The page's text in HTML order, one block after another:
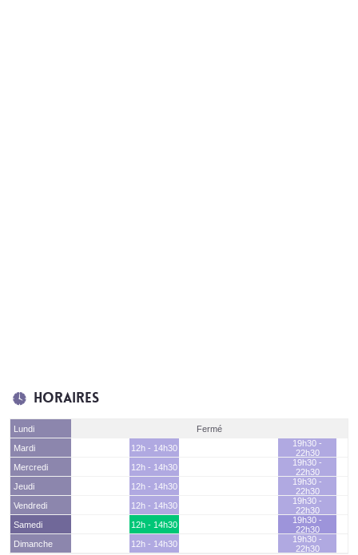
Horaires
Lundi
Fermé
Mardi
12h - 14h30
19h30 -
22h30
Mercredi
12h - 14h30
19h30 -
22h30
Jeudi
12h - 14h30
19h30 -
22h30
Vendredi
12h - 14h30
19h30 -
22h30
Samedi
12h - 14h30
19h30 -
22h30
Dimanche
12h - 14h30
19h30 -
22h30